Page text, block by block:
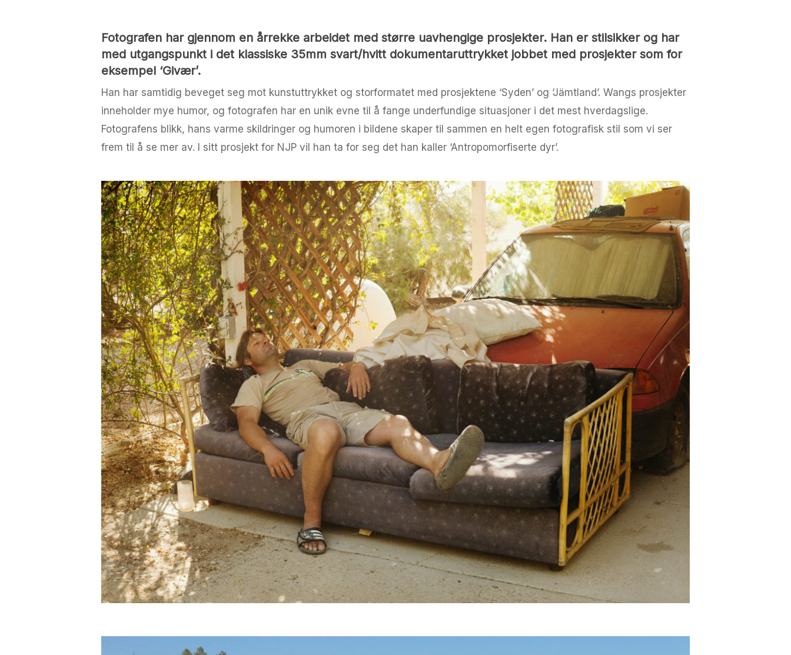
Fotografen har gjennom en årrekke arbeidet med større uavhengige prosjekter. Han er stilsikker og har
med utgangspunkt i det klassiske 35mm svart/hvitt dokumentaruttrykket jobbet med prosjekter som for
eksempel ‘Givær’.
Han har samtidig beveget seg mot kunstuttrykket og storformatet med prosjektene ‘Syden’ og ‘Jämtland’. Wangs prosjekter
inneholder mye humor, og fotografen har en unik evne til å fange underfundige situasjoner i det mest hverdagslige.
Fotografens blikk, hans varme skildringer og humoren i bildene skaper til sammen en helt egen fotografisk stil som vi ser
frem til å se mer av. I sitt prosjekt for NJP vil han ta for seg det han kaller ‘Antropomorfiserte dyr’.